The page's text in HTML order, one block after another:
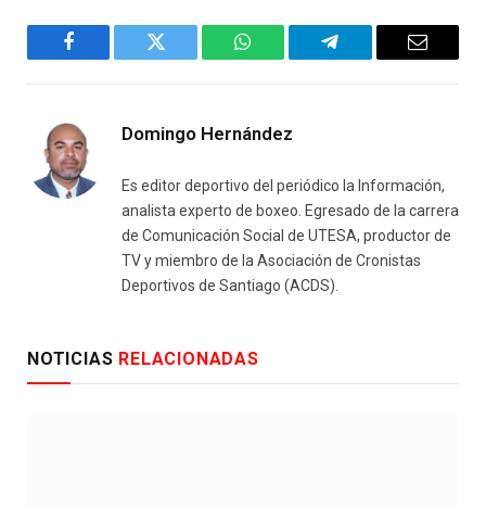
Facebook Twitter WhatsAppTelegram Email
Domingo Hernández
Es editor deportivo del periódico la Información,
analista experto de boxeo. Egresado de la carrera
de Comunicación Social de UTESA, productor de
TV y miembro de la Asociación de Cronistas
Deportivos de Santiago (ACDS).
NOTICIAS RELACIONADAS